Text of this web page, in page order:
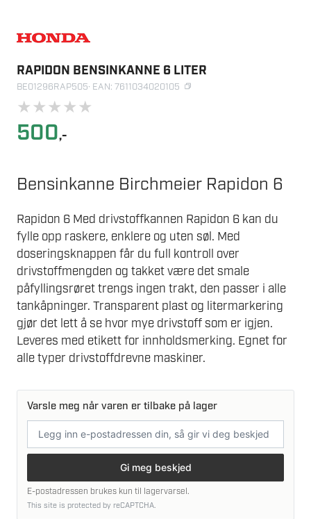
RAPIDON BENSINKANNE 6 LITER
BE01296RAP505· EAN: 7611034020105
★★★★★
500,-
Bensinkanne Birchmeier Rapidon 6
Rapidon 6 Med drivstoffkannen Rapidon 6 kan du
fylle opp raskere, enklere og uten søl. Med
doseringsknappen får du full kontroll over
drivstoffmengden og takket være det smale
påfyllingsrøret trengs ingen trakt, den passer i alle
tankåpninger. Transparent plast og litermarkering
gjør det lett å se hvor mye drivstoff som er igjen.
Leveres med etikett for innholdsmerking. Egnet for
alle typer drivstoffdrevne maskiner.
Varsle meg når varen er tilbake på lager
postadresse
Gi meg beskjed
E-postadressen brukes kun til lagervarsel.
This site is protected by reCAPTCHA.